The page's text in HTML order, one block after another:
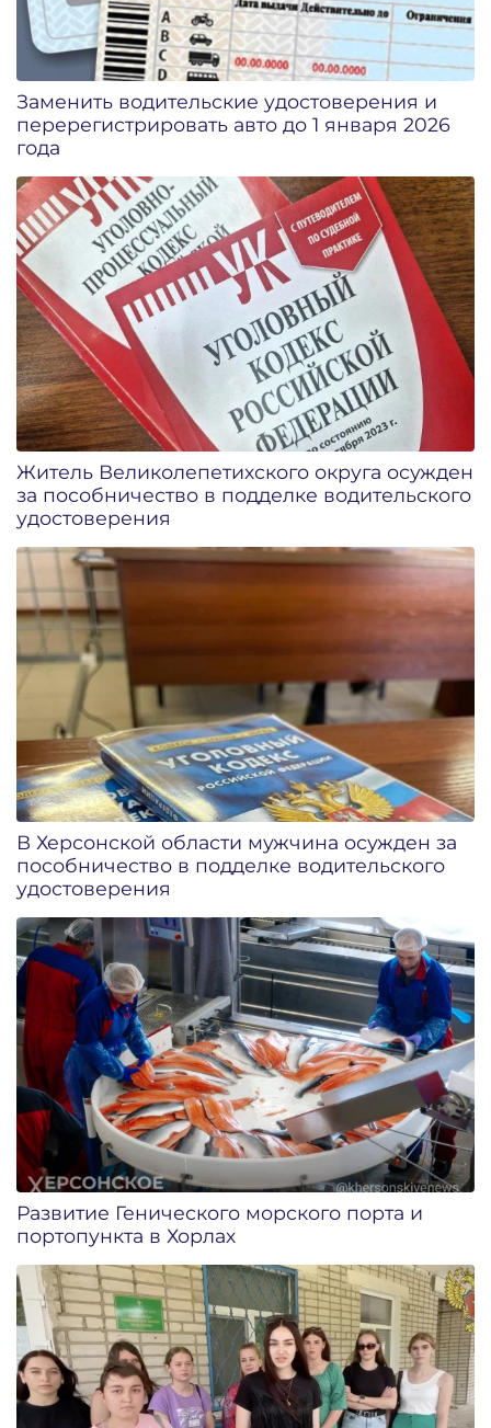
Заменить водительские удостоверения и
перерегистрировать авто до 1 января 2026
года
Житель Великолепетихского округа осужден
за пособничество в подделке водительского
удостоверения
В Херсонской области мужчина осужден за
пособничество в подделке водительского
удостоверения
Развитие Генического морского порта и
портопункта в Хорлах